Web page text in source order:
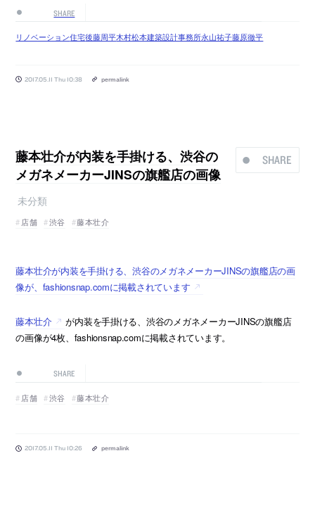
SHARE
リノベーション住宅後藤周平木村松本建築設計事務所永山祐子藤原徹平
2017.05.11 Thu 10:38 permalink
SHARE
藤本壮介が内装を手掛ける、渋谷の
メガネメーカーJINSの旗艦店の画像
未分類
店舗
渋谷 藤本壮介
藤本壮介が内装を手掛ける、渋谷のメガネメーカーJINSの旗艦店の画
像が、fashionsnap.comに掲載されています
藤本壮介
が内装を手掛ける、渋谷のメガネメーカーJINSの旗艦店
の画像が4枚、fashionsnap.comに掲載されています。
SHARE
店舗 渋谷 藤本壮介
2017.05.11 Thu 10:26 permalink